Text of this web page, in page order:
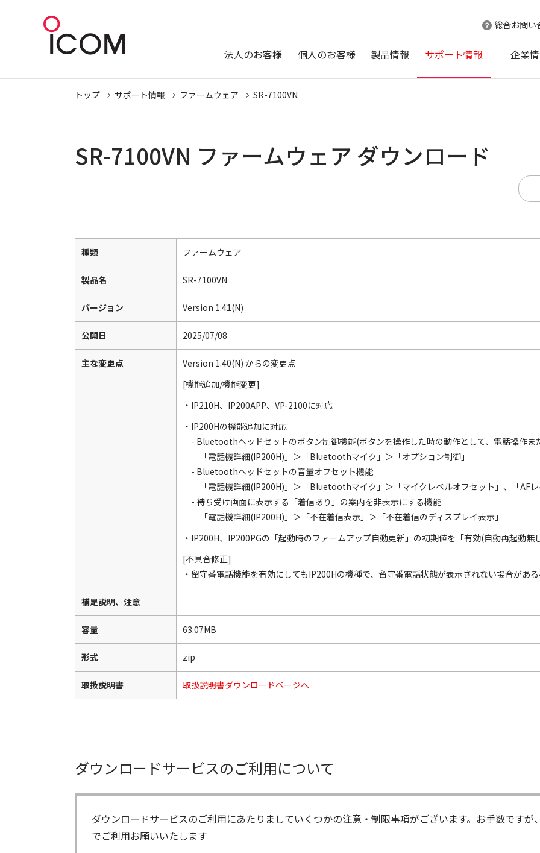
総合お問い
法人のお客様 個人のお客様 製品情報 サポート情報 企業
トップ サポート情報 ファームウェア SR-7100VN
SR-7100VN ファームウェア ダウンロード
種類 ファームウェア
製品名 SR-7100VN
バージョン Version 1.41(N)
公開日 2025/07/08
主な変更点
Version 1.40(N) からの変更点
[機能追加/機能変更]
・IP210H、IP200APP、VP-2100に対応
・IP200Hの機能追加に対応
- Bluetoothヘッドセットのボタン制御機能(ボタンを操作した時の動作として、電話操作ま
「電話機詳細(IP200H)」＞「Bluetoothマイク」＞「オプション制御」
- Bluetoothヘッドセットの音量オフセット機能
「電話機詳細(IP200H)」＞「Bluetoothマイク」＞「マイクレベルオフセット」、「AFレ
- 待ち受け画面に表示する「着信あり」の案内を非表示にする機能
「電話機詳細(IP200H)」＞「不在着信表示」＞「不在着信のディスプレイ表示」
・IP200H、IP200PGの「起動時のファームアップ自動更新」の初期値を「有効(自動再起動無
[不具合修正]
・留守番電話機能を有効にしてもIP200Hの機種で、留守番電話状態が表示されない場合があ
補足説明、注意
容量 63.07MB
形式 zip
取扱説明書 取扱説明書ダウンロードページへ
ダウンロードサービスのご利用について
ダウンロードサービスのご利用にあたりましていくつかの注意・制限事項がございます。お手数です
でご利用お願いいたします